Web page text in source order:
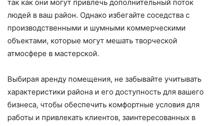
так как они могут привлечь дополнительный поток
людей в ваш район. Однако избегайте соседства с
производственными и шумными коммерческими
объектами, которые могут мешать творческой
атмосфере в мастерской.
Выбирая аренду помещения, не забывайте учитывать
характеристики района и его доступность для вашего
бизнеса, чтобы обеспечить комфортные условия для
работы и привлекать клиентов, заинтересованных в